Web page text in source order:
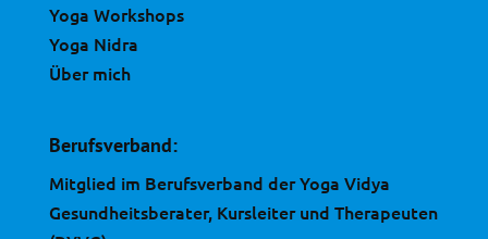
Yoga Workshops
Yoga Nidra
Über mich
Berufsverband:
Mitglied im Berufsverband der Yoga Vidya
Gesundheitsberater, Kursleiter und Therapeuten